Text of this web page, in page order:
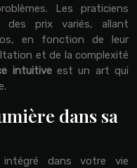
Les praticiens
des prix variés, allant
en fonction de leur
et de la complexité
intuitiveest un art qui
dans sa
intégré dans votre vie